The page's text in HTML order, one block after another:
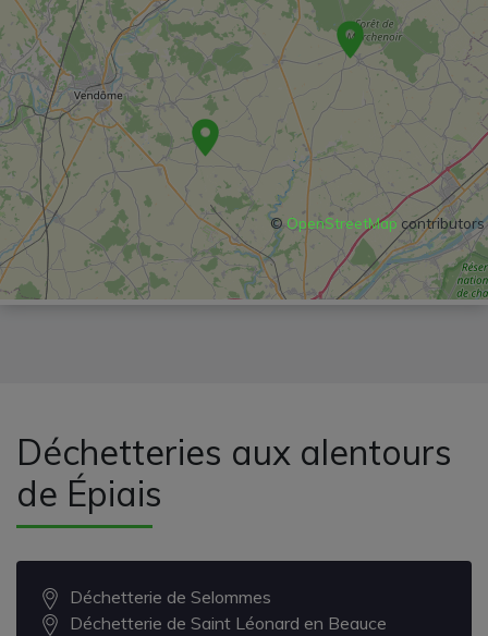
©OpenStreetMap contributors
Déchetteries aux alentours
de Épiais
Déchetterie de Selommes
Déchetterie de Saint Léonard en Beauce